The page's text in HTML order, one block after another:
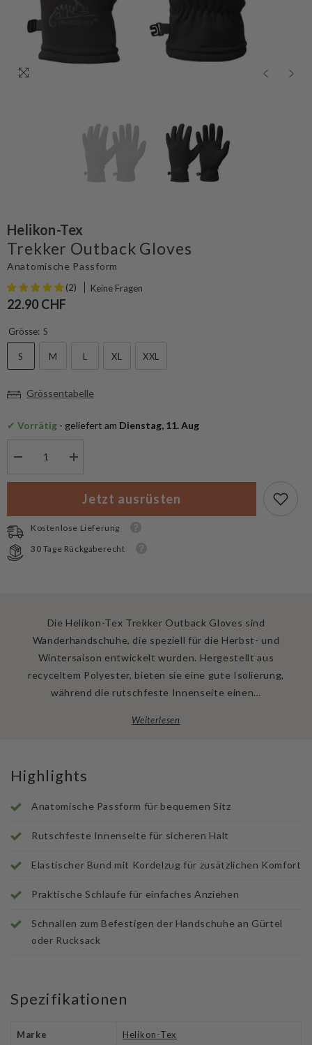
Helikon-Tex
Trekker Outback Gloves
Anatomische Passform
(2) Keine Fragen
22.90 CHF
Grösse: S
S M L XL XXL
Grössentabelle
✔ Vorrätig - geliefert am Dienstag, 11. Aug
für
Outback
Gloves
Menge
für
Helikon-
Tex
Outback
Jetzt ausrüsten
Kostenlose Lieferung
30 Tage Rückgaberecht
Die Helikon-Tex Trekker Outback Gloves sind
Wanderhandschuhe, die speziell für die Herbst- und
Wintersaison entwickelt wurden. Hergestellt aus
recyceltem Polyester, bieten sie eine gute Isolierung,
während die rutschfeste Innenseite einen…
Weiterlesen
Highlights
Anatomische Passform für bequemen Sitz
Rutschfeste Innenseite für sicheren Halt
Elastischer Bund mit Kordelzug für zusätzlichen Komfort
Praktische Schlaufe für einfaches Anziehen
Schnallen zum Befestigen der Handschuhe an Gürtel
oder Rucksack
Spezifikationen
Marke Helikon-Tex